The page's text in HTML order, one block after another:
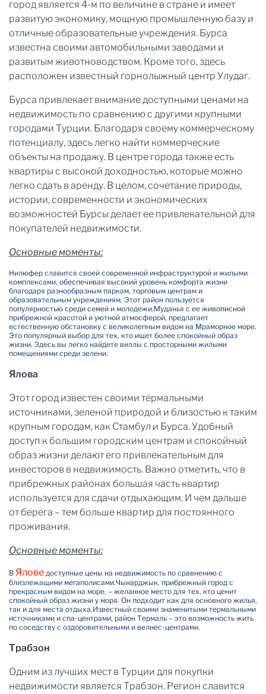
город является 4-м по величине в стране и имеет
развитую экономику, мощную промышленную базу и
отличные образовательные учреждения. Бурса
известна своими автомобильными заводами и
развитым животноводством. Кроме того, здесь
расположен известный горнолыжный центр Улудаг.
Бурса привлекает внимание доступными ценами на
недвижимость по сравнению с другими крупными
городами Турции. Благодаря своему коммерческому
потенциалу, здесь легко найти коммерческие
объекты на продажу. В центре города также есть
квартиры с высокой доходностью, которые можно
легко сдать в аренду. В целом, сочетание природы,
истории, современности и экономических
возможностей Бурсы делает ее привлекательной для
покупателей недвижимости.
Основные моменты:
Нилюфер славится своей современной инфраструктурой и жилыми
комплексами, обеспечивая высокий уровень комфорта жизни
благодаря разнообразным паркам, торговым центрам и
образовательным учреждениям. Этот район пользуется
популярностью среди семей и молодежи.Муданья с ее живописной
прибрежной красотой и уютной атмосферой, предлагает
естественную обстановку с великолепным видом на Мраморное море.
Это популярный выбор для тех, кто ищет более спокойный образ
жизни. Здесь вы легко найдете виллы с просторными жилыми
помещениями среди зелени.
Ялова
Этот город известен своими термальными
источниками, зеленой природой и близостью к таким
крупным городам, как Стамбул и Бурса. Удобный
доступ к большим городским центрам и спокойный
образ жизни делают его привлекательным для
инвесторов в недвижимость. Важно отметить, что в
прибрежных районах большая часть квартир
используется для сдачи отдыхающим. И чем дальше
от берега – тем больше квартир для постоянного
проживания.
Основные моменты:
В Ялове доступные цены на недвижимость по сравнению с
близлежащими мегаполисами.Чынарджык, прибрежный город с
прекрасным видом на море, – желанное место для тех, кто ценит
спокойный образ жизни у моря. Он подходит как для основного жилья,
так и для места отдыха.Известный своими знаменитыми термальными
источниками и спа-центрами, район Термаль – это возможность жить
по соседству с оздоровительными и велнес-центрами.
Трабзон
Одним из лучших мест в Турции для покупки
недвижимости является Трабзон. Регион славится